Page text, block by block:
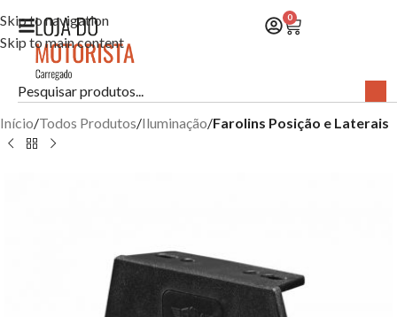
Skip to navigation
Skip to main content
0
Início Todos Produtos Iluminação Farolins Posição e Laterais